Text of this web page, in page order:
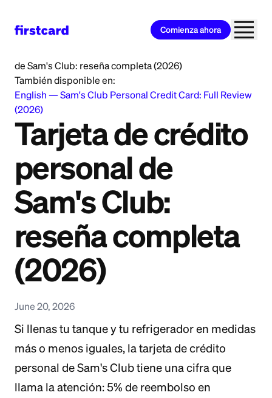
Comienza ahora
de Sam's Club: reseña completa (2026)
También disponible en:
English —Sam's Club Personal Credit Card: Full Review
(2026)
Tarjeta de crédito
personal de
Sam's Club:
reseña completa
(2026)
June 20, 2026
Si llenas tu tanque y tu refrigerador en medidas
más o menos iguales, la tarjeta de crédito
personal de Sam's Club tiene una cifra que
llama la atención: 5% de reembolso en